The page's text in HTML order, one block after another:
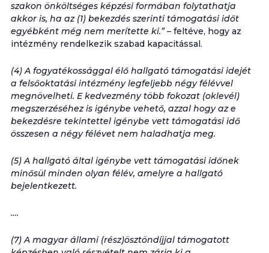
szakon önköltséges képzési formában folytathatja
akkor is, ha az (1) bekezdés szerinti támogatási időt
egyébként még nem merítette ki.”– feltéve, hogy az
intézmény rendelkezik szabad kapacitással.
(4) A fogyatékossággal élő hallgató támogatási idejét
a felsőoktatási intézmény legfeljebb négy félévvel
megnövelheti. E kedvezmény több fokozat (oklevél)
megszerzéséhez is igénybe vehető, azzal hogy az e
bekezdésre tekintettel igénybe vett támogatási idő
összesen a négy félévet nem haladhatja meg.
(5) A hallgató által igénybe vett támogatási időnek
minősül minden olyan félév, amelyre a hallgató
bejelentkezett.
….
(7) A magyar állami (rész)ösztöndíjjal támogatott